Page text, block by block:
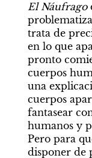
El Náufrago
trata de
en lo que
pronto
cuerpos
una
cuerpos
fantasear
humanos y
Pero para
disponer de